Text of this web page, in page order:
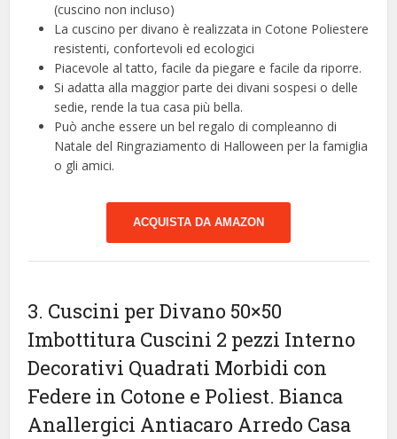
(cuscino non incluso)
La cuscino per divano è realizzata in Cotone Poliestere
resistenti, confortevoli ed ecologici
Piacevole al tatto, facile da piegare e facile da riporre.
Si adatta alla maggior parte dei divani sospesi o delle
sedie, rende la tua casa più bella.
Può anche essere un bel regalo di compleanno di
Natale del Ringraziamento di Halloween per la famiglia
o gli amici.
ACQUISTA DA AMAZON
3. Cuscini per Divano 50×50
Imbottitura Cuscini 2 pezzi Interno
Decorativi Quadrati Morbidi con
Federe in Cotone e Poliest. Bianca
Anallergici Antiacaro Arredo Casa